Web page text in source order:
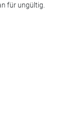
für ungültig.